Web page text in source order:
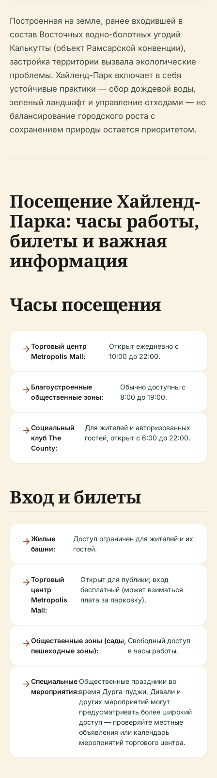
Построенная на земле, ранее входившей в
состав Восточных водно-болотных угодий
Калькутты (объект Рамсарской конвенции),
застройка территории вызвала экологические
проблемы. Хайленд-Парк включает в себя
устойчивые практики — сбор дождевой воды,
зеленый ландшафт и управление отходами — но
балансирование городского роста с
сохранением природы остается приоритетом.
Посещение Хайленд-
Парка: часы работы,
билеты и важная
информация
Часы посещения
Торговый центр
Metropolis Mall:
Открыт ежедневно с
10:00 до 22:00.
Благоустроенные
общественные зоны:
Обычно доступны с
8:00 до 19:00.
Социальный
клуб The
County:
Для жителей и авторизованных
гостей, открыт с 6:00 до 22:00.
Вход и билеты
Жилые
башни:
Доступ ограничен для жителей и их
гостей.
Торговый
центр
Metropolis
Mall:
Открыт для публики; вход
бесплатный (может взиматься
плата за парковку).
Общественные зоны (сады,
пешеходные зоны):
Свободный доступ
в часы работы.
Специальные
мероприятия:
Общественные праздники во
время Дурга-пуджи, Дивали и
других мероприятий могут
предусматривать более широкий
доступ — проверяйте местные
объявления или календарь
мероприятий торгового центра.